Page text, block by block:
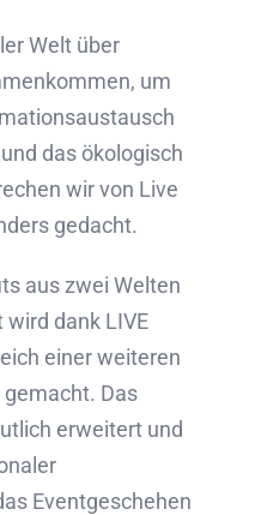
Welt über
um
das ökologisch
wir von Live
gedacht.
aus zwei Welten
wird dank LIVE
einer weiteren
Das
erweitert und
Eventgeschehen